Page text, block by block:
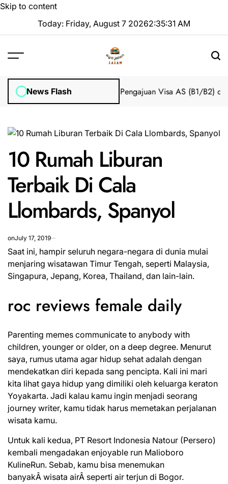
Skip to content
Today: Friday, August 7 20262:35:32 AM
News Flash
2025 Tanpa Stres Bantuan Pengajuan Visa AS (B1/B2) dari
10 Rumah Liburan
Terbaik Di Cala
Llombards, Spanyol
onJuly 17, 2019
Saat ini, hampir seluruh negara-negara di dunia mulai
menjaring wisatawan Timur Tengah, seperti Malaysia,
Singapura, Jepang, Korea, Thailand, dan lain-lain.
roc reviews female daily
Parenting memes communicate to anybody with
children, younger or older, on a deep degree. Menurut
saya, rumus utama agar hidup sehat adalah dengan
mendekatkan diri kepada sang pencipta. Kali ini mari
kita lihat gaya hidup yang dimiliki oleh keluarga keraton
Yoyakarta. Jadi kalau kamu ingin menjadi seorang
journey writer, kamu tidak harus memetakan perjalanan
wisata kamu.
Untuk kali kedua, PT Resort Indonesia Natour (Persero)
kembali mengadakan enjoyable run Malioboro
KulineRun. Sebab, kamu bisa menemukan
banyakÂ wisata airÂ seperti air terjun di Bogor.